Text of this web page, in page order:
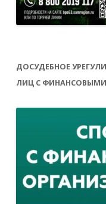
ДОСУДЕБНОЕ
ЛИЦ С